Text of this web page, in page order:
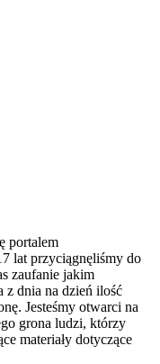
portalem
lat przyciągnęliśmy do
zaufanie jakim
z dnia na dzień ilość
Jesteśmy otwarci na
grona ludzi, którzy
materiały dotyczące